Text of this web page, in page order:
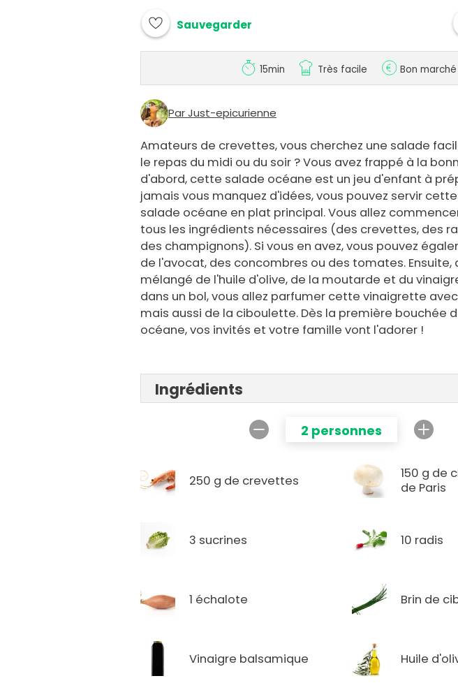
Sauvegarder
15min Très facile Bon marché
Par Just-epicurienne
Amateurs de crevettes, vous cherchez une salade
le repas du midi ou du soir ? Vous avez frappé à la
d'abord, cette salade océane est un jeu d'enfant à
jamais vous manquez d'idées, vous pouvez servir cette
salade océane en plat principal. Vous allez
tous les ingrédients nécessaires (des crevettes, des
des champignons). Si vous en avez, vous pouvez
de l'avocat, des concombres ou des tomates. Ensuite,
mélangé de l'huile d'olive, de la moutarde et du
dans un bol, vous allez parfumer cette vinaigrette
mais aussi de la ciboulette. Dès la première bouchée
océane, vos invités et votre famille vont l'adorer !
Ingrédients
2 personnes
250 g de crevettes
150 g de
de Paris
3 sucrines 10 radis
1 échalote Brin de
Vinaigre balsamique Huile